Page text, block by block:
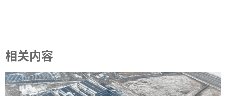
相关内容